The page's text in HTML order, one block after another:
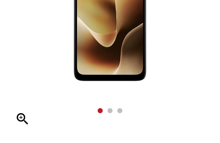
zoom_in